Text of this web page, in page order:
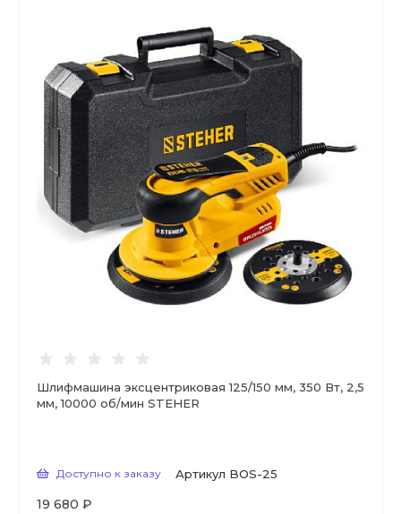
Шлифмашина эксцентриковая 125/150 мм, 350 Вт, 2,5
мм, 10000 об/мин STEHER
Доступно к заказу Артикул BOS-25
19 680 ₽